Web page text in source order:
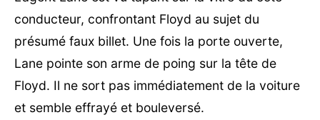
conducteur, confrontant Floyd au sujet du
présumé faux billet. Une fois la porte ouverte,
Lane pointe son arme de poing sur la tête de
Floyd. Il ne sort pas immédiatement de la voiture
et semble effrayé et bouleversé.